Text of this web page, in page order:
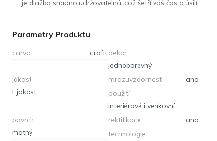
je dlažba snadno udržovatelná, což šetří váš čas a úsilí.
Parametry Produktu
barva grafit dekor
jednobarevný
jakost
I. jakost
mrazuvzdornost
ano
použití
interiérové i venkovní
povrch
matný
rektifikace
ano
technologie